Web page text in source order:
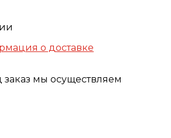
о доставке
мы осуществляем